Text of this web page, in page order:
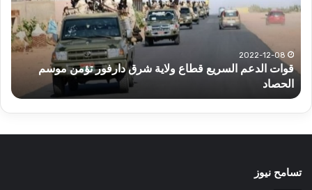
ولاية
شرق
تؤمن
موسم
الحصاد
2022-12-08
قوات الدعم السريع قطاع ولاية شرق دارفور تؤمن موسم
الحصاد
تسامح نيوز